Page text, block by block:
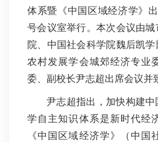
体系暨《中国区域经济学》
号会议室举行。本次会议由
院、中国社会科学院魏后凯
农村发展学会城郊经济专业
委、副校长尹志超出席会议并
尹志超指出，加快构建
学自主知识体系是新时代经
《中国区域经济学》（中国